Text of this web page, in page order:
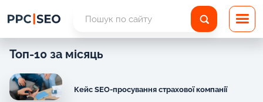
Топ-10 за місяць
Кейс SEO-просування страхової компанії